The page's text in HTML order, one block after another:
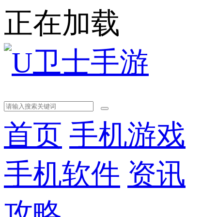
正在加载
首页 手机游戏
手机软件 资讯